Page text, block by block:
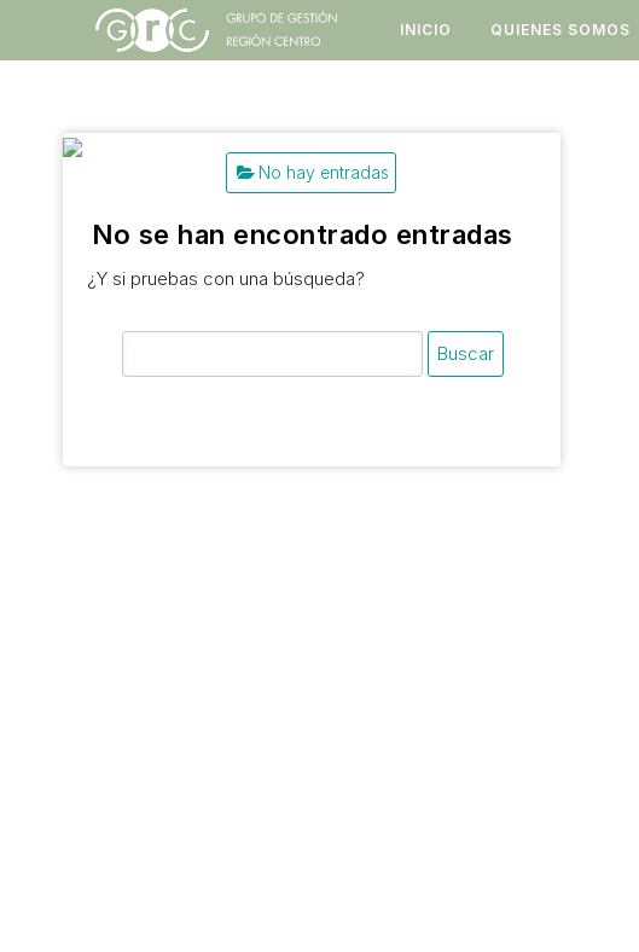
contenido
INICIO QUIENES SOMOS
No hay entradas
No se han encontrado entradas
¿Y si pruebas con una búsqueda?